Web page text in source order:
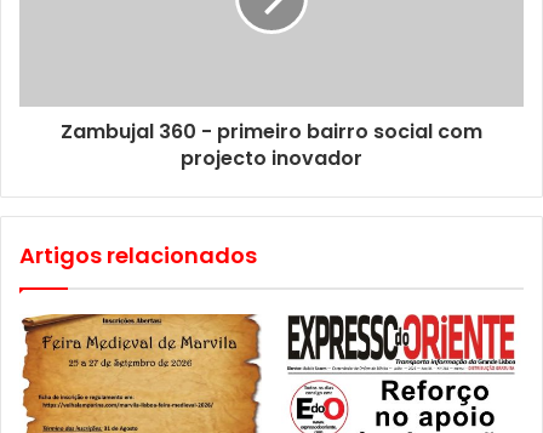
Zambujal 360 - primeiro bairro social com
projecto inovador
Artigos relacionados